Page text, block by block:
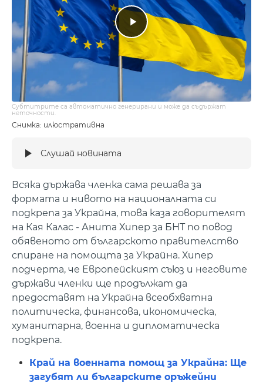
Снимка: илюстративна
Субтитрите са автоматично генерирани и може да съдържат
неточности.
Слушай новината
Всяка държава членка сама решава за
формата и нивото на националната си
подкрепа за Украйна, това каза говорителят
на Кая Калас - Анита Хипер за БНТ по повод
обявеното от българското правителство
спиране на помощта за Украйна. Хипер
подчерта, че Европейският съюз и неговите
държави членки ще продължат да
предоставят на Украйна всеобхватна
политическа, финансова, икономическа,
хуманитарна, военна и дипломатическа
подкрепа.
Край на военната помощ за Украйна: Ще
загубят ли българските оръжейни